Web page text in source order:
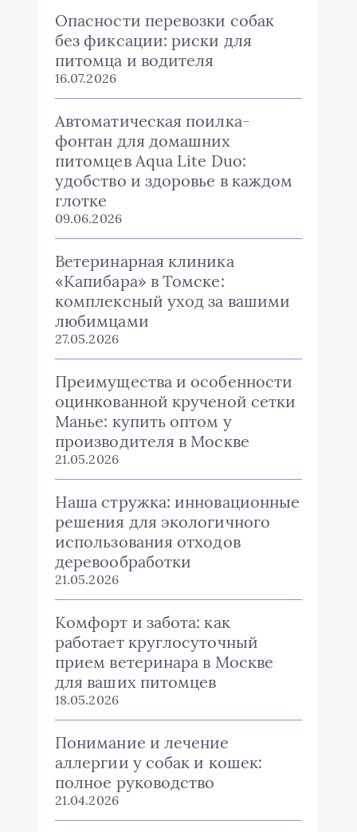
Опасности перевозки собак
без фиксации: риски для
питомца и водителя
16.07.2026
Автоматическая поилка-
фонтан для домашних
питомцев Aqua Lite Duo:
удобство и здоровье в каждом
глотке
09.06.2026
Ветеринарная клиника
«Капибара» в Томске:
комплексный уход за вашими
любимцами
27.05.2026
Преимущества и особенности
оцинкованной крученой сетки
Манье: купить оптом у
производителя в Москве
21.05.2026
Наша стружка: инновационные
решения для экологичного
использования отходов
деревообработки
21.05.2026
Комфорт и забота: как
работает круглосуточный
прием ветеринара в Москве
для ваших питомцев
18.05.2026
Понимание и лечение
аллергии у собак и кошек:
полное руководство
21.04.2026